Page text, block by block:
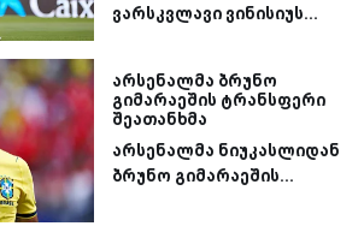
ვარსკვლავი ვინისიუს...
არსენალმა ბრუნო
გიმარაეშის ტრანსფერი
შეათანხმა
არსენალმა ნიუკასლიდან
ბრუნო გიმარაეშის...